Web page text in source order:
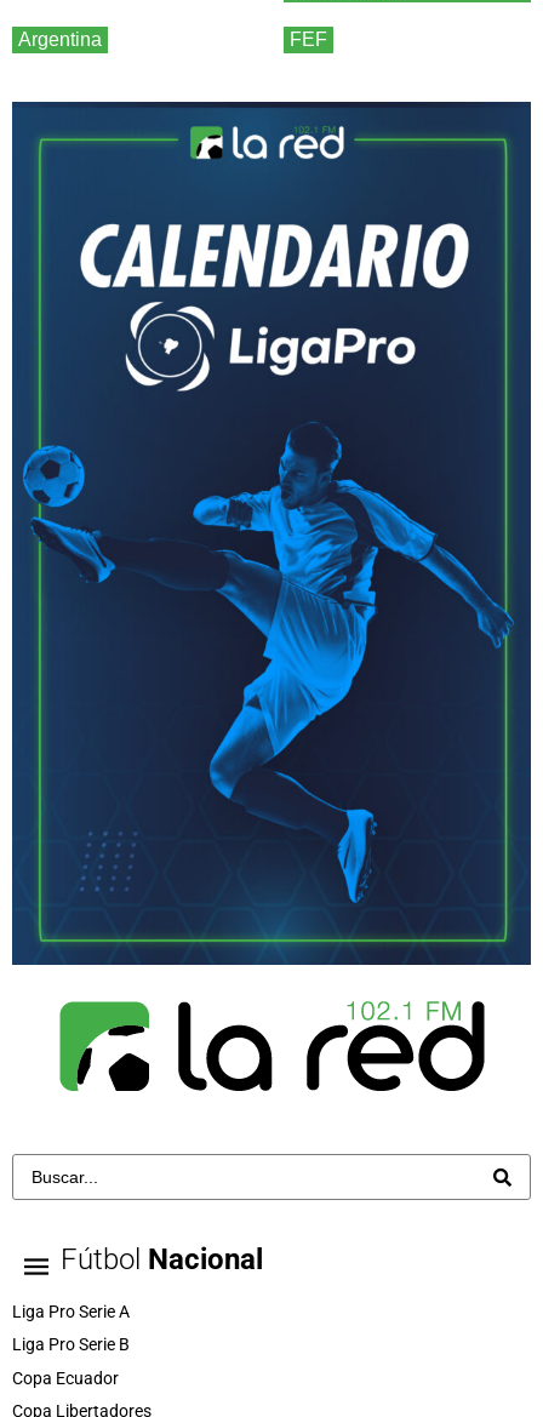
Argentina FEF
Fútbol Nacional
Liga Pro Serie A
Liga Pro Serie B
Copa Ecuador
Copa Libertadores